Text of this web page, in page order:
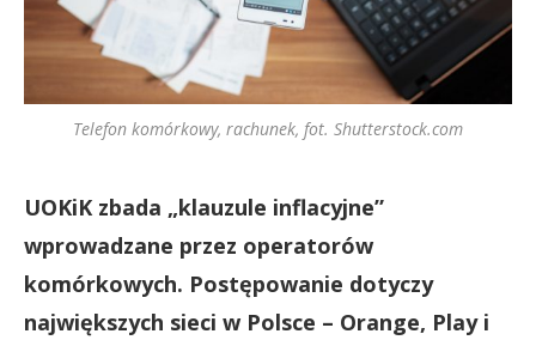
Telefon komórkowy, rachunek, fot. Shutterstock.com
UOKiK zbada „klauzule inflacyjne”
wprowadzane przez operatorów
komórkowych. Postępowanie dotyczy
największych sieci w Polsce – Orange, Play i